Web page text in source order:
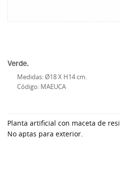
Verde.
Medidas: Ø18 X H14 cm.
Código: MAEUCA
Planta artificial con maceta de
No aptas para exterior.